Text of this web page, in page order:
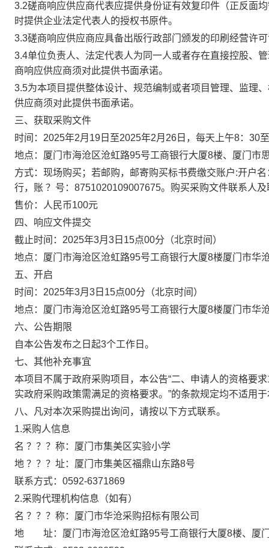
3.2磋商响应供应商代表应提供身份证有效复印件（正反面
时提供企业法定代表人的授权书原件。
3.3磋商响应供应商应具备出版行政部门颁发的印刷经营许
3.4单位负责人、法定代表人为同一人或者存在直接控股、
商响应供应商须对此提供书面承诺。
3.5为本项目提供整体设计、规范编制或者项目管理、监理
供应商须对此提供书面承诺。
三、获取采购文件
时间：2025年2月19日至2025年2月26日，每天上午8：30
地点：厦门市海沧区沧虹路95号工商银行大厦8楼、厦门市
方式：现场购买；若邮购，邮寄购买标书费缴交账户:开户
行，账 ？号：8751020109007675。购买采购文件联系人
售价：人民币100元
四、响应文件提交
截止时间：2025年3月3日15点00分（北京时间）
地点：厦门市海沧区沧虹路95号工商银行大厦8楼厦门市华
五、开启
时间：2025年3月3日15点00分（北京时间）
地点：厦门市海沧区沧虹路95号工商银行大厦8楼厦门市华
六、公告期限
自本公告发布之日起3个工作日。
七、其他补充事宜
本项目不属于政府采购项目，本公告“二、申请人的资格要
实政府采购政策需满足的资格要求。”的条款规定均不适用
八、凡对本次采购提出询问，请按以下方式联系。
1.采购人信息
名 ？？？称：厦门市集美区实验小学
地 ？？？址：厦门市集美区福鼎山东路8号
联系方式：0592-6371869
2.采购代理机构信息（如有）
名 ？？？称：厦门市华沧采购招标有限公司
地 址：厦门市海沧区沧虹路95号工商银行大厦8楼、厦